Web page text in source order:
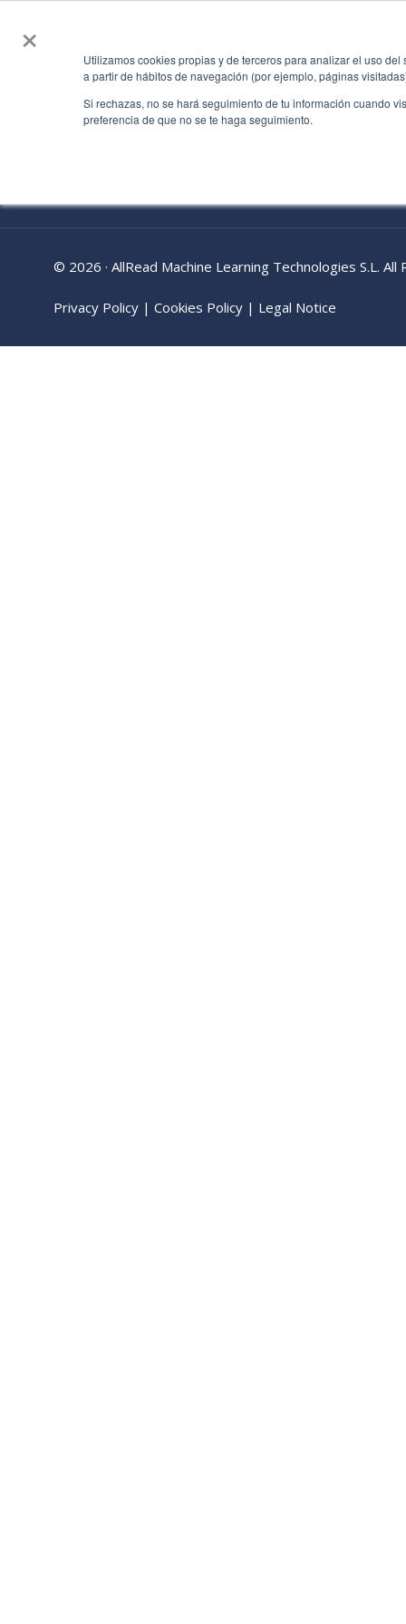
×
Utilizamos cookies propias y de terceros para analizar el uso
a partir de hábitos de navegación (por ejemplo, páginas
Si rechazas, no se hará seguimiento de tu información cuando
preferencia de que no se te haga seguimiento.
Mail:info@allread.ai
© 2026 · AllRead Machine Learning Technologies S.L. All
Privacy Policy | Cookies Policy | Legal Notice